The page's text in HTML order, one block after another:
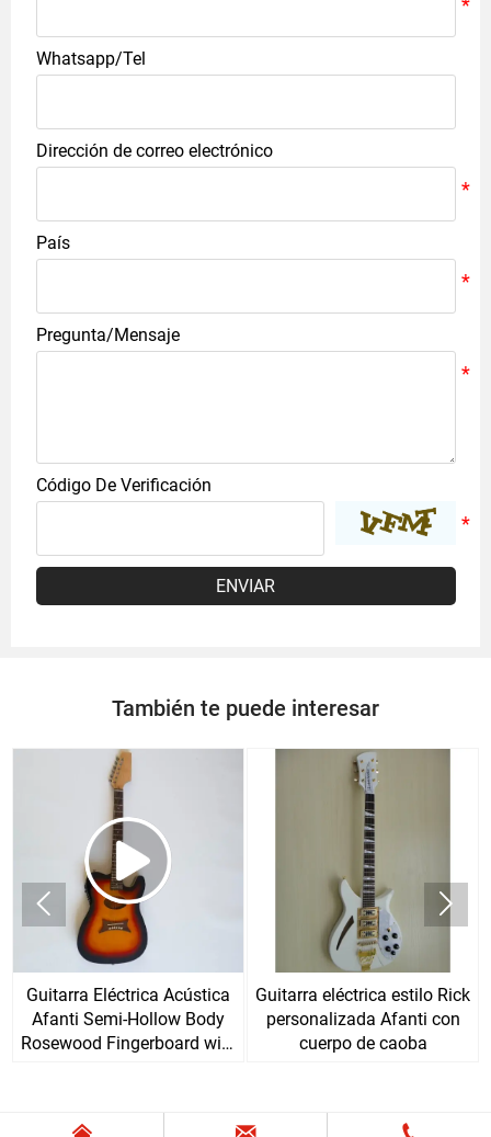
Whatsapp/Tel
Dirección de correo electrónico
País
Pregunta/Mensaje
Código De Verificación
ENVIAR
También te puede interesar
Guitarra Eléctrica Acústica
Afanti Semi-Hollow Body
Rosewood Fingerboard with
Guitarra eléctrica estilo Rick
personalizada Afanti con
cuerpo de caoba
 